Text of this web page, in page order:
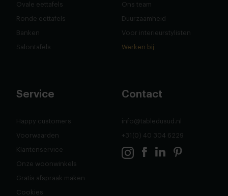
Ovale eettafels
Ronde eettafels
Banken
Salontafels
Ons team
Duurzaamheid
Voor interieurstylisten
Werken bij
Service
Happy customers
Voorwaarden
Klantenservice
Onze woonwinkels
Gratis afspraak maken
Cookies
Contact
info@tabledusud.nl
+31(0) 40 304 6229